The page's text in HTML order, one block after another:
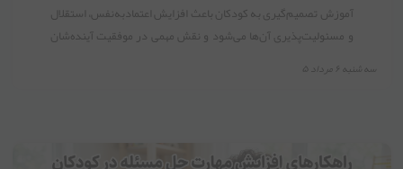
آموزش تصمیم‌گیری به کودکان باعث افزایش اعتمادبه‌نفس، استقلال
و مسئولیت‌پذیری آن‌ها می‌شود و نقش مهمی در موفقیت آینده‌شان
سه شنبه ۶ مرداد ۵